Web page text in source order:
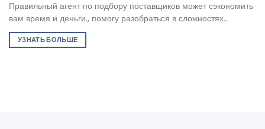
Правильный агент по подбору поставщиков может сэкономить
вам время и деньги., помогу разобраться в сложностях...
УЗНАТЬ БОЛЬШЕ